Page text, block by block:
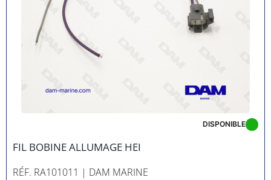
FIL BOBINE ALLUMAGE HEI
RÉF. RA101011 | DAM MARINE
DISPONIBLE